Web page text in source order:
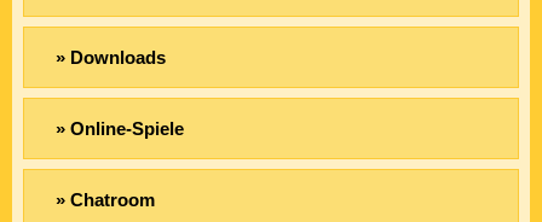
» Downloads
» Online-Spiele
» Chatroom